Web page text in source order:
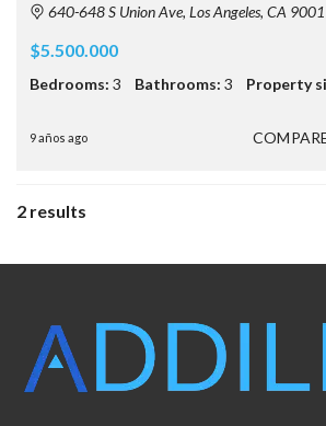
640-648 S Union Ave, Los Angeles, CA
$5.500.000
Bedrooms: 3 Bathrooms: 3 Property
9 años ago
2 results